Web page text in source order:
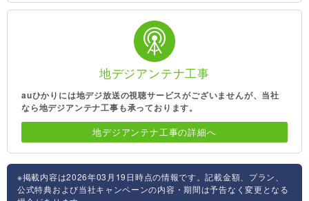
地デジアンテナ工事
auひかりには地デジ放送の視聴サービスがございませんが、当社
なら地デジアンテナ工事も承っております。
地デジアンテナ工事の詳細へ
※掲載内容は2026年03月19日時点の情報です。記載金額、プラン、
公式特典および当社キャンペーンの内容・期間は予告なく変更となる